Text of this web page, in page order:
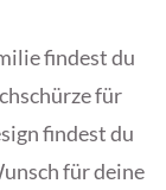
findest du
für
findest du
für deine